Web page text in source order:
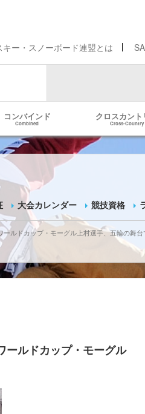
キー・スノーボード連盟とは
コンバインド
Combined
クロスカント
Cross-Country
大会カレンダー 競技資格
ールドカップ・モーグル 上村選手、五輪の舞台
ールドカップ・モーグル